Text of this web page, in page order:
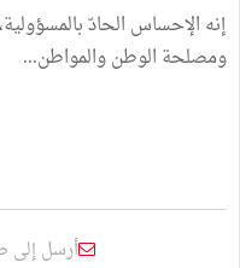
إنه الإحساس الحادّ
ومصلحة الوطن والمواطن...
أرسل إلى